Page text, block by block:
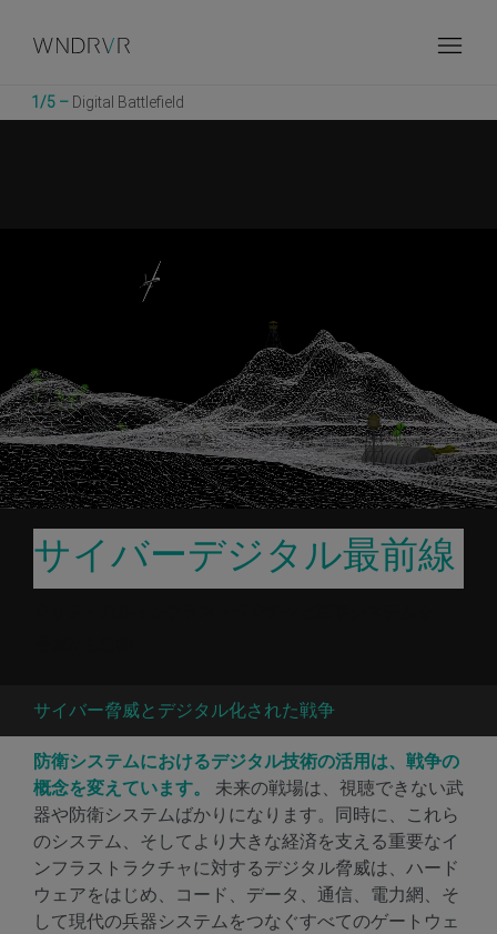
content
Breadcrumb
サイバーデジタル最前線
1/5 – Digital Battlefield
サイバーデジタル最前線
サイバー脅威とデジタル化された戦争
防衛システムにおけるデジタル技術の活用は、戦争の
概念を変えています。
未来の戦場は、視聴できない武
器や防衛システムばかりになります。同時に、これら
のシステム、そしてより大きな経済を支える重要なイ
ンフラストラクチャに対するデジタル脅威は、ハード
ウェアをはじめ、コード、データ、通信、電力網、そ
して現代の兵器システムをつなぐすべてのゲートウェ